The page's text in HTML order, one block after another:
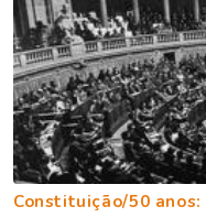
Constituição/50 anos: